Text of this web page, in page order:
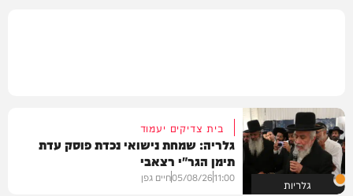
גלריות
בית צדיקים יעמוד
גלריה: שמחת נישואי נכדת פוסק עדת
תימן הגר"י רצאבי
11:00
05/08/26חיים גפן